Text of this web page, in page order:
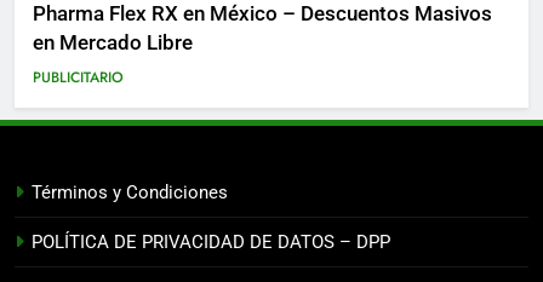
Pharma Flex RX en México – Descuentos Masivos
en Mercado Libre
PUBLICITARIO
Términos y Condiciones
POLÍTICA DE PRIVACIDAD DE DATOS – DPP